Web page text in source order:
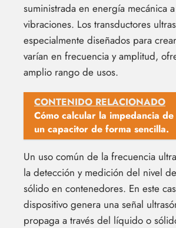
suministrada en energía mecánica
vibraciones. Los transductores
especialmente diseñados para
varían en frecuencia y amplitud,
amplio rango de usos.
CONTENIDO RELACIONADO
Cómo calcular la impedancia de
un capacitor de forma sencilla.
Un uso común de la frecuencia
la detección y medición del nivel
sólido en contenedores. En este
dispositivo genera una señal
propaga a través del líquido o